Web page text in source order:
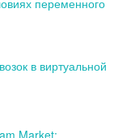
переменного
в виртуальной
Market: